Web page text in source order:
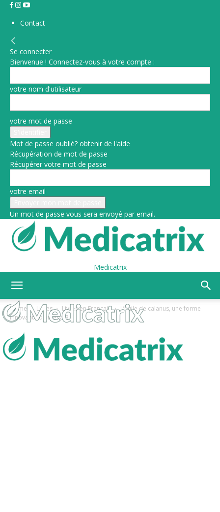
Contact
Se connecter
Bienvenue ! Connectez-vous à votre compte :
votre nom d'utilisateur
votre mot de passe
Mot de passe oublié? obtenir de l'aide
Récupération de mot de passe
Récupérer votre mot de passe
votre email
Un mot de passe vous sera envoyé par email.
Medicatrix
Home Livres Livres en Français
L’huile de calanus, une forme
innovante d’oméga-3